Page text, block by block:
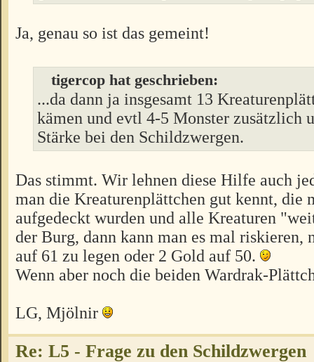
Ja, genau so ist das gemeint!
tigercop hat geschrieben:
...da dann ja insgesamt 13
kämen und evtl 4-5 Monster zusätzlich
Stärke bei den Schildzwergen.
Das stimmt. Wir lehnen diese Hilfe auch
man die Kreaturenplättchen gut kennt, die
aufgedeckt wurden und alle Kreaturen
der Burg, dann kann man es mal riskieren,
auf 61 zu legen oder 2 Gold auf 50.
Wenn aber noch die beiden Wardrak-
LG, Mjölnir
Re: L5 - Frage zu den Schildzwergen